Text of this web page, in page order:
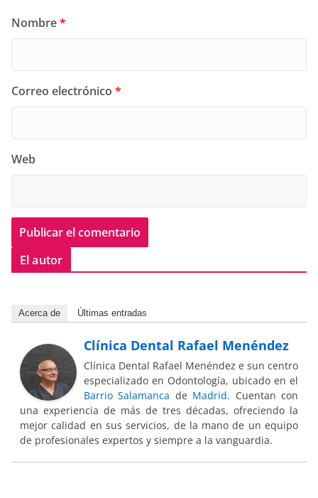
Nombre*
Correo electrónico *
Web
El autor
Acerca de Últimas entradas
Clínica Dental Rafael Menéndez
Clínica Dental Rafael Menéndez e sun centro
especializado en Odontología, ubicado en el
Barrio Salamanca de Madrid. Cuentan con
una experiencia de más de tres décadas, ofreciendo la
mejor calidad en sus servicios, de la mano de un equipo
de profesionales expertos y siempre a la vanguardia.